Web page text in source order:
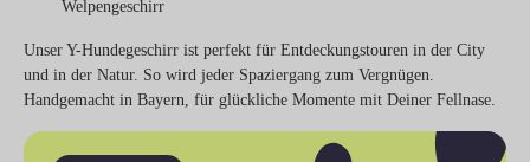
Welpengeschirr
Unser Y-Hundegeschirr ist perfekt für Entdeckungstouren in der City
und in der Natur. So wird jeder Spaziergang zum Vergnügen.
Handgemacht in Bayern, für glückliche Momente mit Deiner Fellnase.